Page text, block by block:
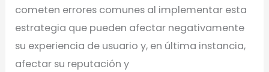
cometen errores comunes al implementar esta
estrategia que pueden afectar negativamente
su experiencia de usuario y, en última instancia,
afectar su reputación y